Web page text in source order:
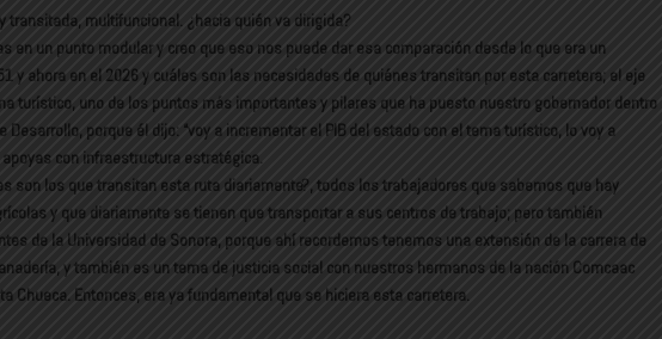
transitada, multifuncional. ¿hacia quién va dirigida?
en un punto modular y creo que eso nos puede dar esa comparación desde lo que era un
y ahora en el 2026 y cuáles son las necesidades de quiénes transitan por esta carretera; el eje
turístico, uno de los puntos más importantes y pilares que ha puesto nuestro gobernador dentro
Desarrollo, porque él dijo: “voy a incrementar el PIB del estado con el tema turístico, lo voy a
apoyas con infraestructura estratégica.
son los que transitan esta ruta diariamente?, todos los trabajadores que sabemos que hay
y que diariamente se tienen que transportar a sus centros de trabajo; pero también
de la Universidad de Sonora, porque ahí recordemos tenemos una extensión de la carrera de
y también es un tema de justicia social con nuestros hermanos de la nación Comcaac
Chueca. Entonces, era ya fundamental que se hiciera esta carretera.